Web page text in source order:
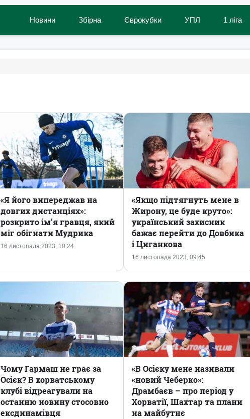
Новини Збірна Єврокубки УПЛ 1 ліга
16 листопада 2023, 10:24
«Я його випереджав на
довгих дистанціях»:
розкрито ім’я гравця, який
міг обігнати Мудрика
16 листопада 2023, 09:45
«Якщо підтягнуть мене в
Жирону, це буде круто»:
український захисник
бажає перейти до Довбика
і Циганкова
Чому Гармаш не грає за
Осієк? В хорватському
клубі відреагували на
останню новину стосовно
ексдинамівця
«В Осієку мене називали
«новий Чеберко»:
Драмбаєв – про період у
Хорватії, Шахтар та плани
на майбутнє